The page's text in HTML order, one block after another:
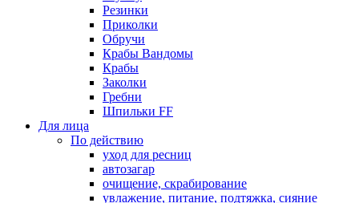
Резинки
Приколки
Обручи
Крабы Вандомы
Крабы
Заколки
Гребни
Шпильки FF
Для лица
По действию
уход для ресниц
автозагар
очищение, скрабирование
увлажение, питание, подтяжка, сияние